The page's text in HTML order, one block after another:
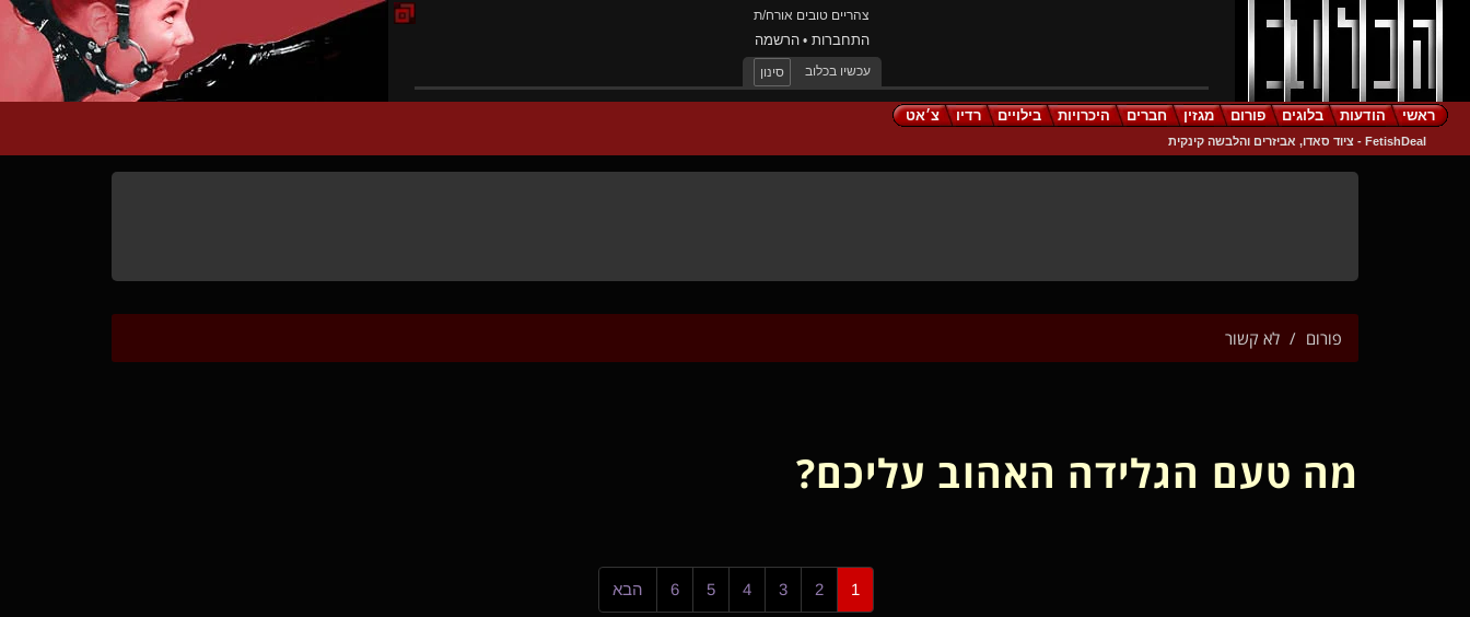
צהריים טובים אורח/ת
התחברות•הרשמה
עכשיו בכלוב סינון
ראשי הודעות בלוגים פורום מגזין חברים היכרויות בילויים רדיו צ׳אט
FetishDeal - ציוד סאדו, אביזרים והלבשה קינקית
פורום לא קשור
מה טעם הגלידה האהוב עליכם?
1
2
3
4
5
6 הבא